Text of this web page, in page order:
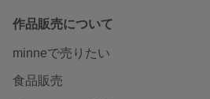
作品販売について
minneで売りたい
食品販売